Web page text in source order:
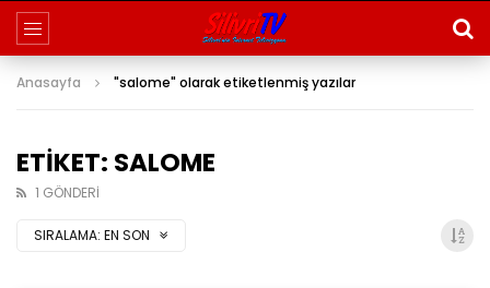
Anasayfa "salome" olarak etiketlenmiş yazılar
ETIKET: SALOME
1 GÖNDERI
SIRALAMA: EN SON